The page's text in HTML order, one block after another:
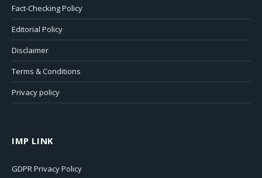
Fact-Checking Policy
Editorial Policy
Disclaimer
Terms & Conditions
Privacy policy
IMP LINK
GDPR Privacy Policy